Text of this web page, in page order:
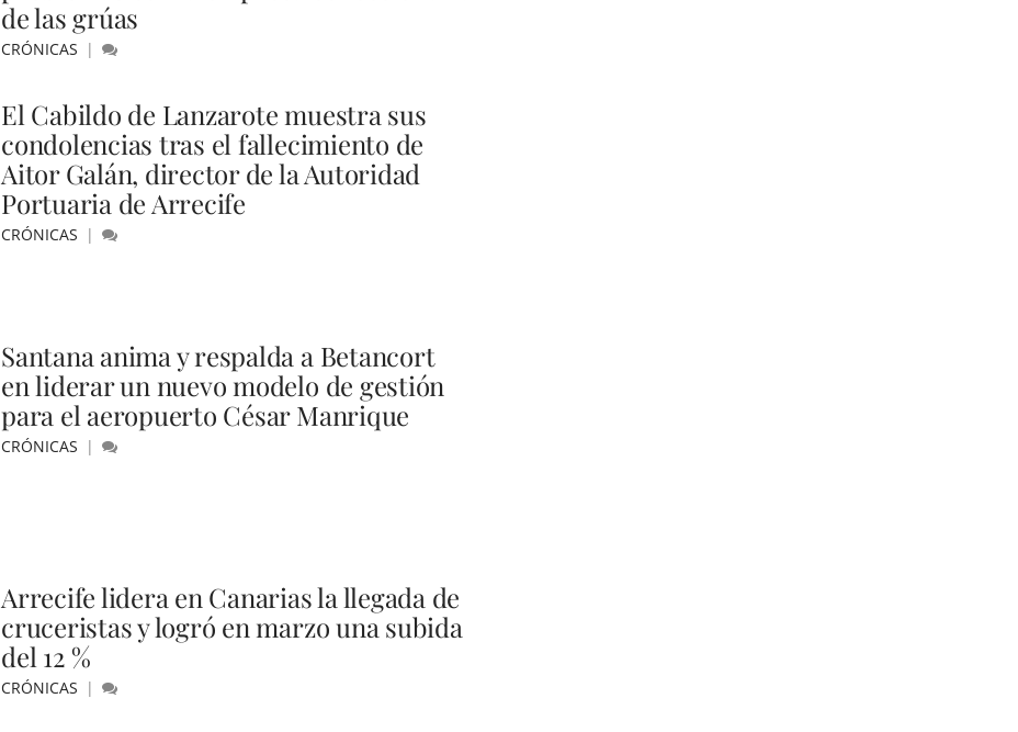
de las grúas
CRÓNICAS
El Cabildo de Lanzarote muestra sus
condolencias tras el fallecimiento de
Aitor Galán, director de la Autoridad
Portuaria de Arrecife
CRÓNICAS
Santana anima y respalda a Betancort
en liderar un nuevo modelo de gestión
para el aeropuerto César Manrique
CRÓNICAS
Arrecife lidera en Canarias la llegada de
cruceristas y logró en marzo una subida
del 12 %
CRÓNICAS